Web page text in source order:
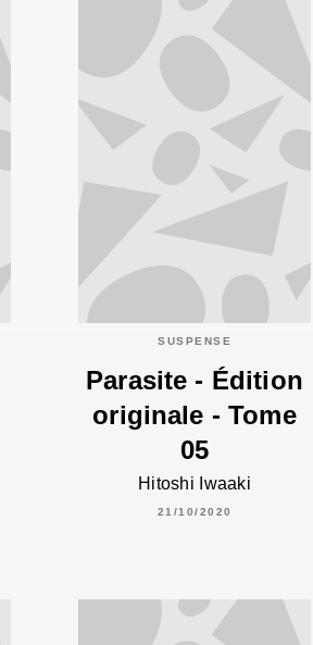
SUSPENSE
Parasite - Édition
originale - Tome
05
Hitoshi Iwaaki
21/10/2020